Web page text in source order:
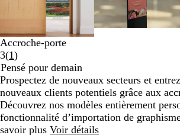
moins
pour
zoomer
et
touches
fléchées
pour
faire
défiler
moins
pour
fléchées
pour
faire
défiler
Accroche-porte
3(1Lire
les
1
avis
)
Pensé pour demain
Prospectez de nouveaux secteurs et
nouveaux clients potentiels grâce aux
Découvrez nos modèles entièrement
fonctionnalité d’importation de
savoir plus Voir détails